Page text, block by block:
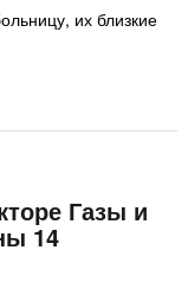
их близкие
Газы и
14